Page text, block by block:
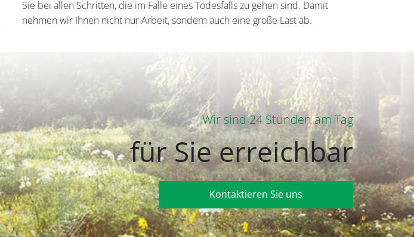
Sie bei allen Schritten, die im Falle eines Todesfalls zu gehen sind. Damit
nehmen wir Ihnen nicht nur Arbeit, sondern auch eine große Last ab.
Wir sind 24 Stunden am Tag
für Sie erreichbar
Kontaktieren Sie uns